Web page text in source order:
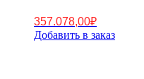
357.078,00₽
Добавить в заказ